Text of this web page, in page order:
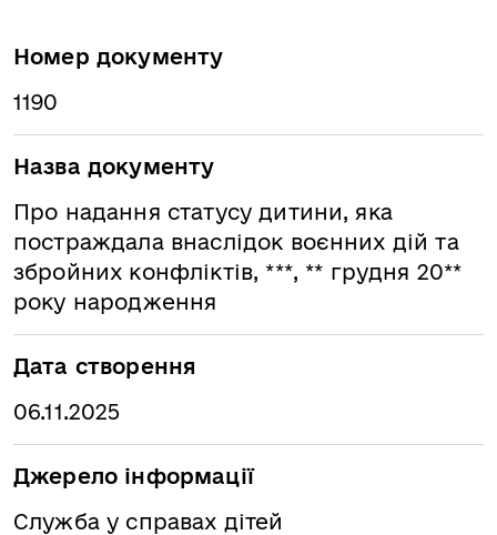
Номер документу
1190
Назва документу
Про надання статусу дитини, яка
постраждала внаслідок воєнних дій та
збройних конфліктів, ***, ** грудня 20**
року народження
Дата створення
06.11.2025
Джерело інформації
Служба у справах дітей